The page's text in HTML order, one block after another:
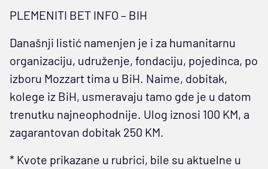
PLEMENITI BET INFO – BIH
Današnji listić namenjen je i za humanitarnu
organizaciju, udruženje, fondaciju, pojedinca, po
izboru Mozzart tima u BiH. Naime, dobitak,
kolege iz BiH, usmeravaju tamo gde je u datom
trenutku najneophodnije. Ulog iznosi 100 KM, a
zagarantovan dobitak 250 KM.
* Kvote prikazane u rubrici, bile su aktuelne u